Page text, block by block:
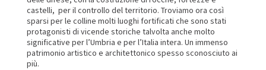
castelli, per il controllo del territorio. Troviamo ora così
sparsi per le colline molti luoghi fortificati che sono stati
protagonisti di vicende storiche talvolta anche molto
significative per l’Umbria e per l’Italia intera. Un immenso
patrimonio artistico e architettonico spesso sconosciuto ai
più.